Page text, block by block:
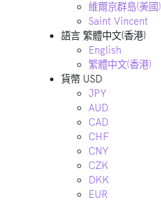
維爾京群島(美國)
Saint Vincent
語言 繁體中文(香港)
English
繁體中文(香港)
貨幣 USD
JPY
AUD
CAD
CHF
CNY
CZK
DKK
EUR